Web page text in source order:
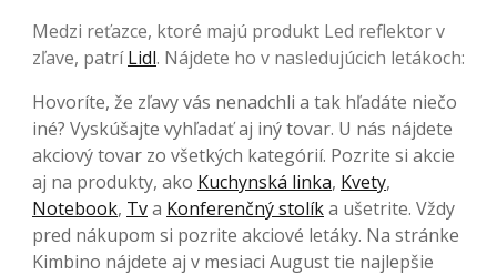
Medzi reťazce, ktoré majú produkt Led reflektor v
zľave, patríLidl. Nájdete ho v nasledujúcich letákoch:
Hovoríte, že zľavy vás nenadchli a tak hľadáte niečo
iné? Vyskúšajte vyhľadať aj iný tovar. U nás nájdete
akciový tovar zo všetkých kategórií. Pozrite si akcie
aj na produkty, ako Kuchynská linka, Kvety,
Notebook, Tva Konferenčný stolíka ušetrite. Vždy
pred nákupom si pozrite akciové letáky. Na stránke
Kimbino nájdete aj v mesiaci August tie najlepšie